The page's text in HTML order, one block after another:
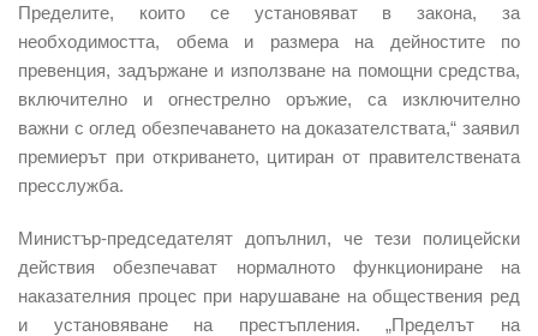
Пределите, които се установяват в закона, за
необходимостта, обема и размера на дейностите по
превенция, задържане и използване на помощни средства,
включително и огнестрелно оръжие, са изключително
важни с оглед обезпечаването на доказателствата,“ заявил
премиерът при откриването, цитиран от правителствената
пресслужба.
Министър-председателят допълнил, че тези полицейски
действия обезпечават нормалното функциониране на
наказателния процес при нарушаване на обществения ред
и установяване на престъпления. „Пределът на